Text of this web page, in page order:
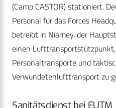
(Camp CASTOR) stationiert.
Personal für das Forces
betreibt in Niamey, der
einen
Personaltransporte und
Verwundetenlufttransport zu
Sanitätsdienst bei EUTM